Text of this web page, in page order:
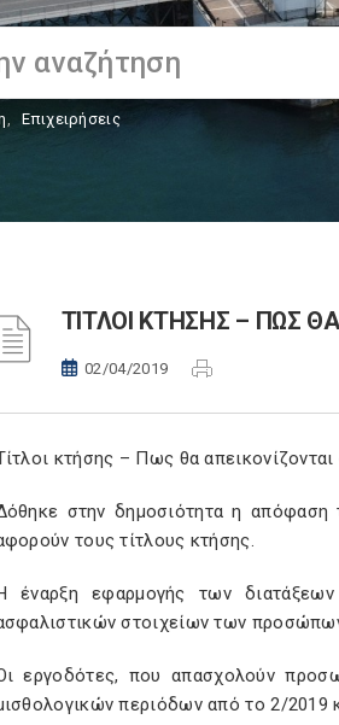
, Επιχειρήσεις
ΤΙΤΛΟΙ ΚΤΗΣΗΣ – ΠΩΣ
02/04/2019
κτήσης – Πως θα
στην δημοσιότητα η
τους τίτλους κτήσης.
έναρξη εφαρμογής των
στοιχείων των
εργοδότες, που απασχολούν
περιόδων από το 2/2019